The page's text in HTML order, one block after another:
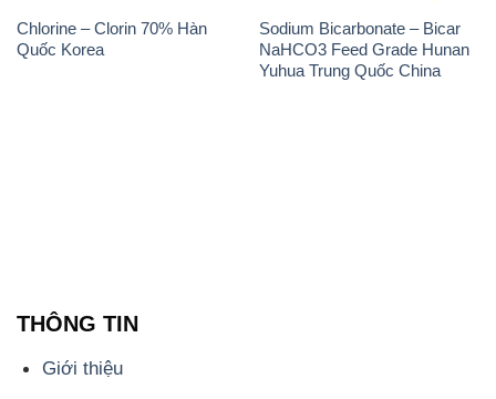
Chlorine – Clorin 70% Hàn
Quốc Korea
Sodium Bicarbonate – Bicar
NaHCO3 Feed Grade Hunan
Yuhua Trung Quốc China
THÔNG TIN
Giới thiệu